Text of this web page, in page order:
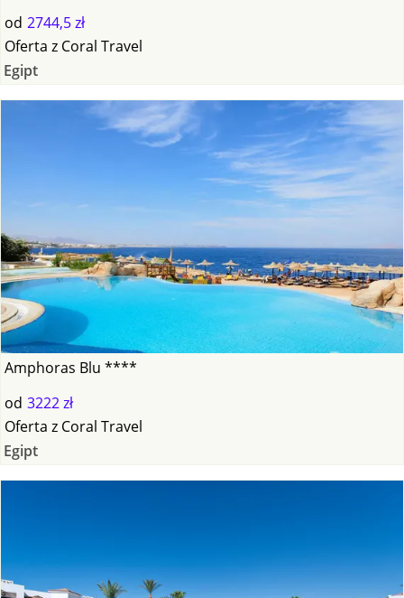
od 2744,5 zł
Oferta z Coral Travel
Egipt
Amphoras Blu ****
od 3222 zł
Oferta z Coral Travel
Egipt